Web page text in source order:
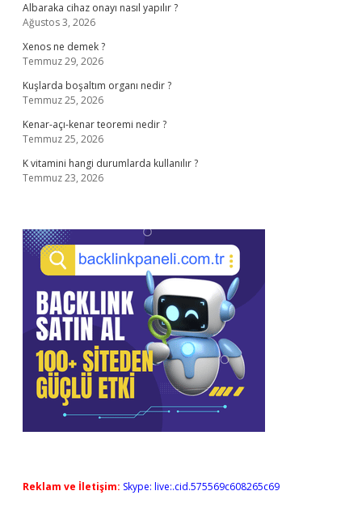
Albaraka cihaz onayı nasıl yapılır ?
Ağustos 3, 2026
Xenos ne demek ?
Temmuz 29, 2026
Kuşlarda boşaltım organı nedir ?
Temmuz 25, 2026
Kenar-açı-kenar teoremi nedir ?
Temmuz 25, 2026
K vitamini hangi durumlarda kullanılır ?
Temmuz 23, 2026
Reklam ve İletişim: Skype: live:.cid.575569c608265c69